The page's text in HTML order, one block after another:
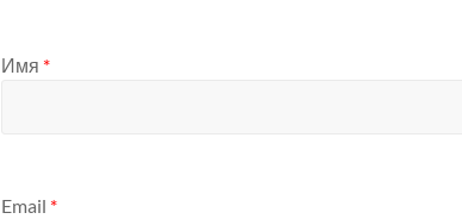
Имя *
Email *